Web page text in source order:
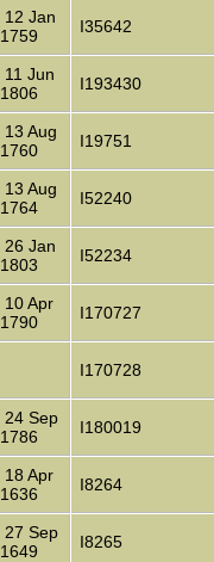
12 Jan
1759
I35642
11 Jun
1806
I193430
13 Aug
1760
I19751
13 Aug
1764
I52240
26 Jan
1803
I52234
10 Apr
1790
I170727
I170728
24 Sep
1786
I180019
18 Apr
1636
I8264
27 Sep
1649
I8265